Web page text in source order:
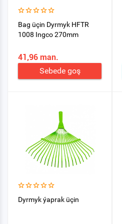
Bag üçin Dyrmyk HFTR
1008 Ingco 270mm
41,96 man.
Sebede goş
Dyrmyk ýaprak üçin